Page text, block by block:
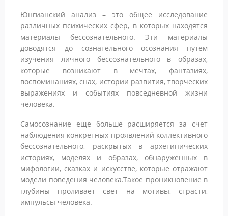
Юнгианский анализ – это общее исследование
различных психических сфер, в которых находятся
материалы бессознательного. Эти материалы
доводятся до сознательного осознания путем
изучения личного бессознательного в образах,
которые возникают в мечтах, фантазиях,
воспоминаниях, снах, истории развития, творческих
выражениях и событиях повседневной жизни
человека.
Самосознание еще больше расширяется за счет
наблюдения конкретных проявлений коллективного
бессознательного, раскрытых в архетипических
историях, моделях и образах, обнаруженных в
мифологии, сказках и искусстве, которые отражают
модели поведения человека.Такое проникновение в
глубины проливает свет на мотивы, страсти,
импульсы человека.